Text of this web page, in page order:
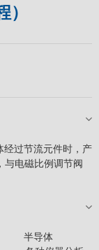
经过节流元件时，产
与电磁比例调节阀
体 石